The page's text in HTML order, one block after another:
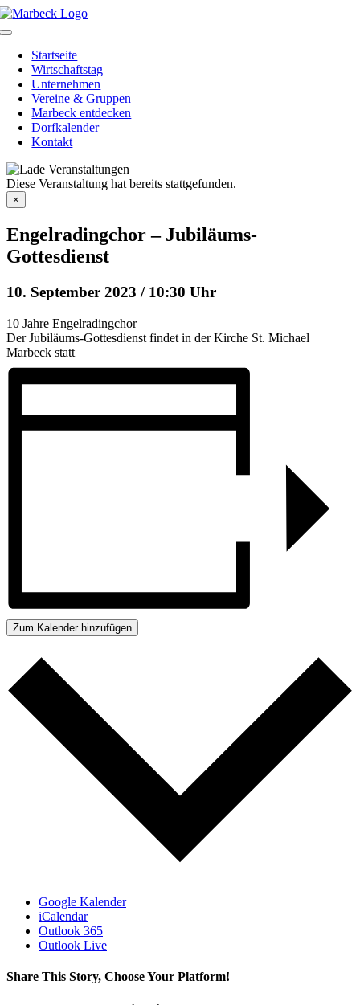
Skip
to
Toggle
NavigationStartseite
Wirtschaftstag
Unternehmen
Vereine & Gruppen
Marbeck entdecken
Dorfkalender
Kontakt
Diese Veranstaltung hat bereits stattgefunden.
×
Engelradingchor – Jubiläums-
Gottesdienst
10. September 2023 / 10:30 Uhr
10 Jahre Engelradingchor
Der Jubiläums-Gottesdienst findet in der Kirche St. Michael
Marbeck statt
Zum Kalender hinzufügen
Google Kalender
iCalendar
Outlook 365
Outlook Live
Share This Story, Choose Your Platform!